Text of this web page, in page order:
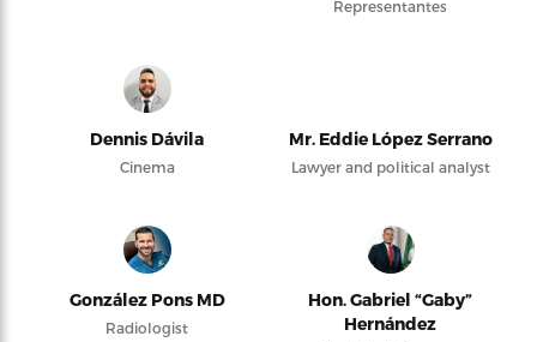
Representantes
Dennis Dávila
Cinema
Mr. Eddie López Serrano
Lawyer and political analyst
González Pons MD
Radiologist
Hon. Gabriel “Gaby”
Hernández